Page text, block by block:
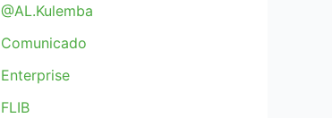
@AL.Kulemba
Comunicado
Enterprise
FLIB